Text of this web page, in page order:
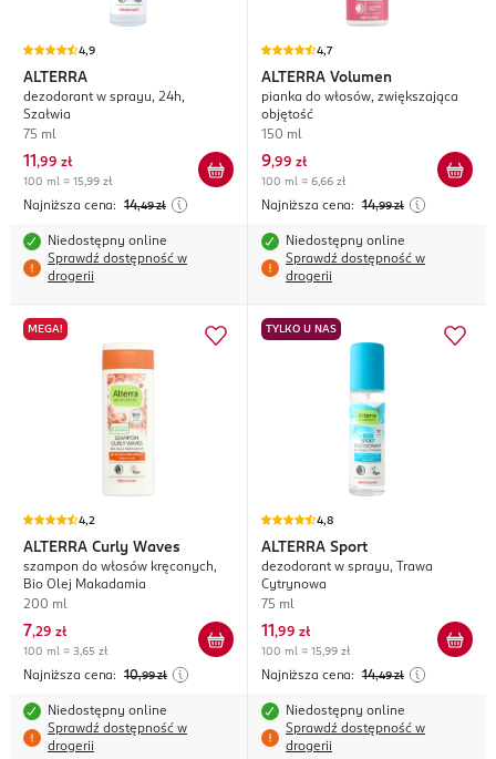
4,9
ALTERRA
dezodorant w sprayu, 24h,
Szałwia
75 ml
11 ,99 zł
100 ml = 15,99 zł
Najniższa cena: 14,49 zł
Niedostępny online
Sprawdź dostępność w
drogerii
4,7
ALTERRA Volumen
pianka do włosów, zwiększająca
objętość
150 ml
9,99 zł
100 ml = 6,66 zł
Najniższa cena: 14,99 zł
Niedostępny online
Sprawdź dostępność w
drogerii
MEGA!
4,2
ALTERRA Curly Waves
szampon do włosów kręconych,
Bio Olej Makadamia
200 ml
7,29 zł
100 ml = 3,65 zł
Najniższa cena: 10,99 zł
Niedostępny online
Sprawdź dostępność w
drogerii
TYLKO U NAS
4,8
ALTERRA Sport
dezodorant w sprayu, Trawa
Cytrynowa
75 ml
11 ,99 zł
100 ml = 15,99 zł
Najniższa cena: 14,49 zł
Niedostępny online
Sprawdź dostępność w
drogerii